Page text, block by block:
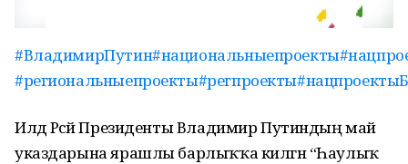
#ВладимирПутин#национальныепроекты
#региональныепроекты#регпроекты
Илдә Рәсәй Президенты Владимир Путиндың май
указдарына ярашлы барлыҡҡа килгән “Һаулыҡ